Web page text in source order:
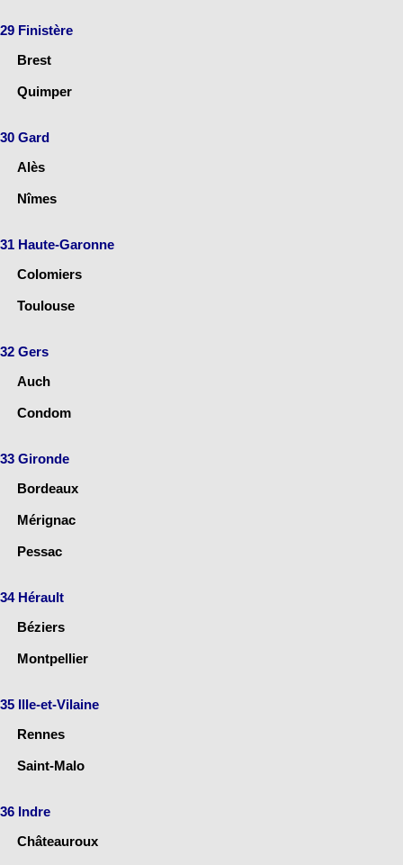
29 Finistère
Brest
Quimper
30 Gard
Alès
Nîmes
31 Haute-Garonne
Colomiers
Toulouse
32 Gers
Auch
Condom
33 Gironde
Bordeaux
Mérignac
Pessac
34 Hérault
Béziers
Montpellier
35 Ille-et-Vilaine
Rennes
Saint-Malo
36 Indre
Châteauroux